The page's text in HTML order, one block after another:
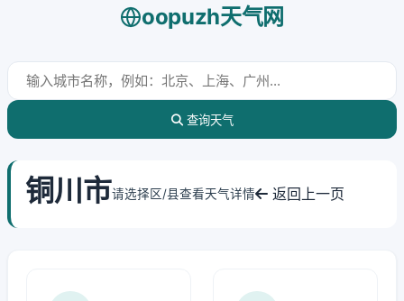
oopuzh天气网
查询天气
铜川市请选择区/县查看天气详情 返回上一页